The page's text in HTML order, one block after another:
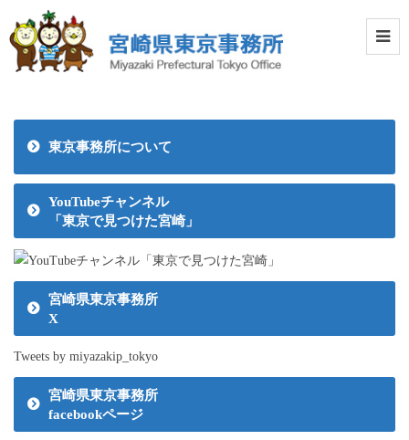
東京事務所について
YouTubeチャンネル
「東京で見つけた宮崎」
宮崎県東京事務所
X
Tweets by miyazakip_tokyo
宮崎県東京事務所
facebookページ